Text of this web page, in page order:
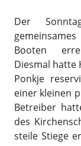
Der
Booten
Diesmal hatte
Ponkje
einer kleinen
Betreiber
des
steile Stiege